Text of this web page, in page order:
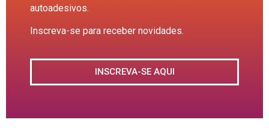
autoadesivos.
Inscreva-se para receber novidades.
INSCREVA-SE AQUI